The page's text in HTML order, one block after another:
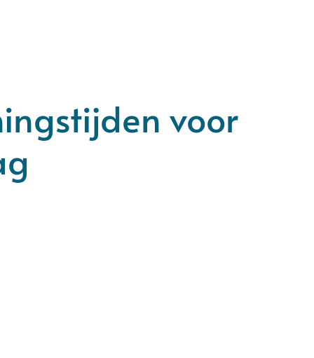
voor